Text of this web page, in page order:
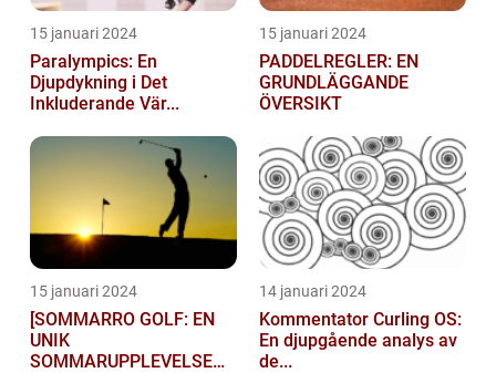
15 januari 2024
Paralympics: En
Djupdykning i Det
Inkluderande Vär...
15 januari 2024
PADDELREGLER: EN
GRUNDLÄGGANDE
ÖVERSIKT
15 januari 2024
[SOMMARRO GOLF: EN
UNIK
SOMMARUPPLEVELSE
14 januari 2024
Kommentator Curling OS:
En djupgående analys av
de...